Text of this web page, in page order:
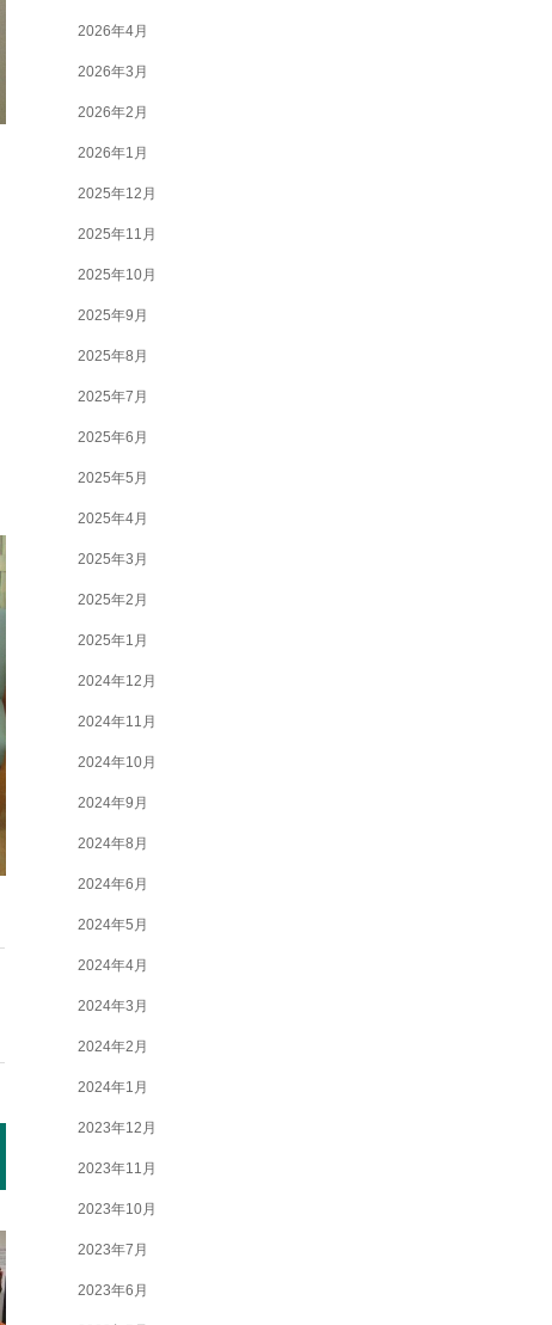
2026年4月
2026年3月
2026年2月
2026年1月
2025年12月
2025年11月
2025年10月
2025年9月
2025年8月
2025年7月
2025年6月
2025年5月
2025年4月
2025年3月
2025年2月
2025年1月
2024年12月
2024年11月
2024年10月
2024年9月
2024年8月
2024年6月
2024年5月
2024年4月
2024年3月
2024年2月
2024年1月
2023年12月
2023年11月
2023年10月
2023年7月
2023年6月